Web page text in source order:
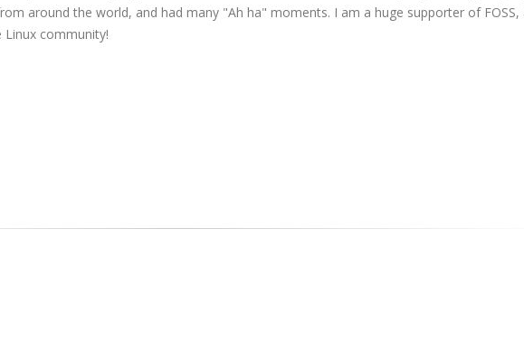
around the world, and had many "Ah ha" moments. I am a huge supporter of FOSS,
community!